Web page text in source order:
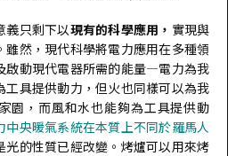
義只剩下以現有的科學應用， 實現與
雖然，現代科學將電力應用在多種領
啟動現代電器所需的能量—電力為我
工具提供動力，但火也同樣可以為我
園，而風和水也能夠為工具提供動
中央暖氣系統在本質上不同於羅馬人
光的性質已經改變。 烤爐可以用來烤